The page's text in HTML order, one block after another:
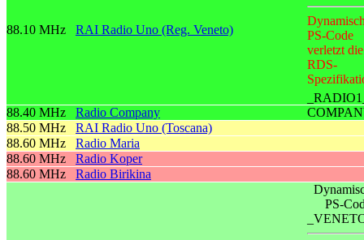
88.10 MHz RAI Radio Uno (Reg. Veneto)
PS-Code
verletzt die
RDS-
88.40 MHz
Radio Company
88.50 MHz
RAI Radio Uno (Toscana)
88.60 MHz
Radio Maria
88.60 MHz
Radio Koper
88.60 MHz
Radio Birikina
PS-